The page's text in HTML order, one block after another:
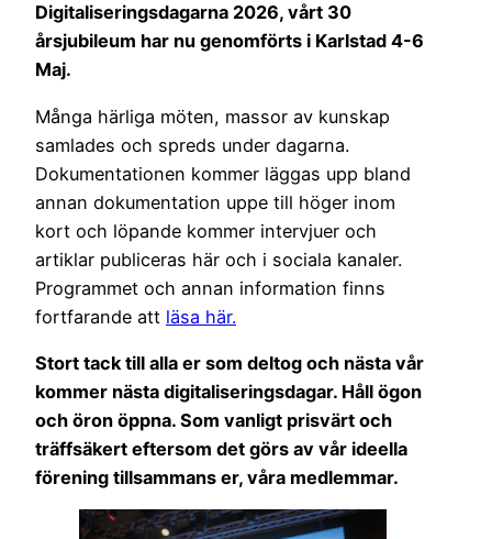
Digitaliseringsdagarna 2026, vårt 30
årsjubileum har nu genomförts i Karlstad 4-6
Maj.
Många härliga möten, massor av kunskap
samlades och spreds under dagarna.
Dokumentationen kommer läggas upp bland
annan dokumentation uppe till höger inom
kort och löpande kommer intervjuer och
artiklar publiceras här och i sociala kanaler.
Programmet och annan information finns
fortfarande att läsa här.
Stort tack till alla er som deltog och nästa vår
kommer nästa digitaliseringsdagar. Håll ögon
och öron öppna. Som vanligt prisvärt och
träffsäkert eftersom det görs av vår ideella
förening tillsammans er, våra medlemmar.